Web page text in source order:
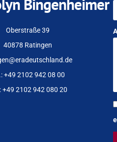
Bingenheimer
Oberstraße 39
40878 Ratingen
+49 2102 942 08 00
+49 2102 942 080 20